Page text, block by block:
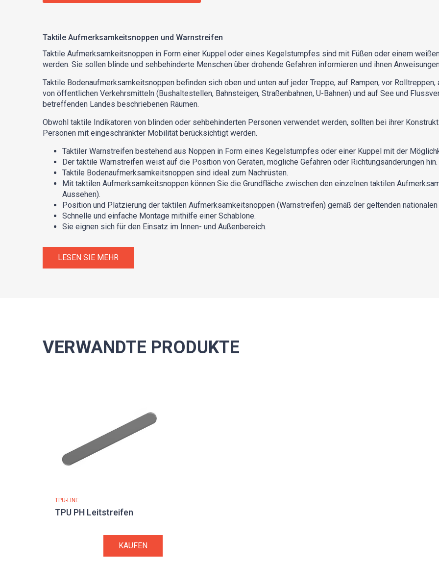
Taktile Aufmerksamkeitsnoppen und Warnstreifen
Taktile Aufmerksamkeitsnoppen in Form einer Kuppel oder eines Kegelstumpfes sind mit Füßen oder einem
werden. Sie sollen blinde und sehbehinderte Menschen über drohende Gefahren informieren und ihnen
Taktile Bodenaufmerksamkeitsnoppen befinden sich oben und unten auf jeder Treppe, auf Rampen, vor
von öffentlichen Verkehrsmitteln (Bushaltestellen, Bahnsteigen, Straßenbahnen, U-Bahnen) und auf See und
betreffenden Landes beschriebenen Räumen.
Obwohl taktile Indikatoren von blinden oder sehbehinderten Personen verwendet werden, sollten bei ihrer
Personen mit eingeschränkter Mobilität berücksichtigt werden.
Taktiler Warnstreifen bestehend aus Noppen in Form eines Kegelstumpfes oder einer Kuppel mit der
Der taktile Warnstreifen weist auf die Position von Geräten, mögliche Gefahren oder Richtungsänderungen hin.
Taktile Bodenaufmerksamkeitsnoppen sind ideal zum Nachrüsten.
Mit taktilen Aufmerksamkeitsnoppen können Sie die Grundfläche zwischen den einzelnen taktilen
Aussehen).
Position und Platzierung der taktilen Aufmerksamkeitsnoppen (Warnstreifen) gemäß der geltenden nationalen
Schnelle und einfache Montage mithilfe einer Schablone.
Sie eignen sich für den Einsatz im Innen- und Außenbereich.
LESEN SIE MEHR
VERWANDTE PRODUKTE
TPU-LINE
TPU PH Leitstreifen
KAUFEN